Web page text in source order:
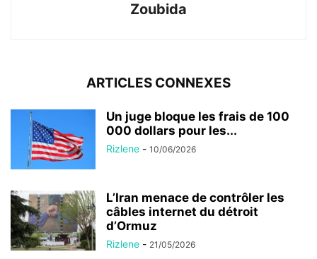
Zoubida
ARTICLES CONNEXES
Un juge bloque les frais de 100
000 dollars pour les...
Rizlene - 10/06/2026
L’Iran menace de contrôler les
câbles internet du détroit
d’Ormuz
Rizlene - 21/05/2026